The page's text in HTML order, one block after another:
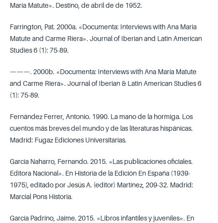
María Matute». Destino, de abril de de 1952.
Farrington, Pat. 2000a. «Documenta: Interviews with Ana Maria
Matute and Carme Riera». Journal of Iberian and Latin American
Studies 6 (1): 75-89.
———. 2000b. «Documenta: Interviews with Ana María Matute
and Carme Riera». Journal of Iberian & Latin American Studies 6
(1): 75-89.
Fernández Ferrer, Antonio. 1990. La mano de la hormiga. Los
cuentos más breves del mundo y de las literaturas hispánicas.
Madrid: Fugaz Ediciones Universitarias.
García Naharro, Fernando. 2015. «Las publicaciones oficiales.
Editora Nacional». En Historia de la Edición En España (1939-
1975), editado por Jesús A. (editor) Martínez, 209-32. Madrid:
Marcial Pons Historia.
García Padrino, Jaime. 2015. «Libros infantiles y juveniles». En